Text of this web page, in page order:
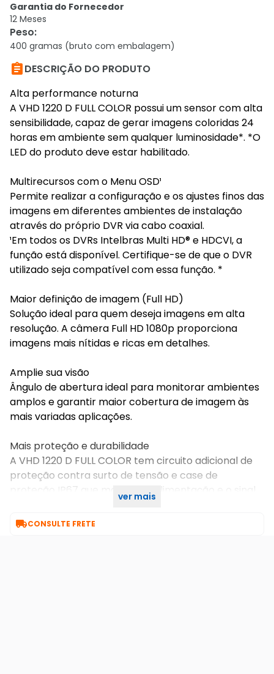
Garantia do Fornecedor
12 Meses
Peso:
400 gramas (bruto com embalagem)
DESCRIÇÃO DO PRODUTO
Alta performance noturna
A VHD 1220 D FULL COLOR possui um sensor com alta
sensibilidade, capaz de gerar imagens coloridas 24
horas em ambiente sem qualquer luminosidade*. *O
LED do produto deve estar habilitado.
Multirecursos com o Menu OSD¹
Permite realizar a configuração e os ajustes finos das
imagens em diferentes ambientes de instalação
através do próprio DVR via cabo coaxial.
¹Em todos os DVRs Intelbras Multi HD® e HDCVI, a
função está disponível. Certifique-se de que o DVR
utilizado seja compatível com essa função. *
Maior definição de imagem (Full HD)
Solução ideal para quem deseja imagens em alta
resolução. A câmera Full HD 1080p proporciona
imagens mais nítidas e ricas em detalhes.
Amplie sua visão
Ângulo de abertura ideal para monitorar ambientes
amplos e garantir maior cobertura de imagem às
mais variadas aplicações.
Mais proteção e durabilidade
A VHD 1220 D FULL COLOR tem circuito adicional de
proteção contra surto de tensão e case de
proteção IP67 que mantém a alimentação e o sinal
ver mais
CONSULTE FRETE